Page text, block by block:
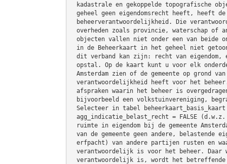
kadastrale en gekoppelde topografische
geheel geen eigendomsrecht heeft, heeft de
beheerverantwoordelijkheid. Die
overheden zoals provincie, waterschap of
objecten vallen niet onder een van beide
in de Beheerkaart in het geheel niet
dit verband kan zijn: recht van
opstal. Op de kaart kunt u voor elk
Amsterdam zien of de gemeente op grond
verantwoordelijkheid heeft voor het
afspraken waarin het beheer is
bijvoorbeeld een volkstuinvereniging,
Selecteer in tabel
agg_indicatie_belast_recht = FALSE
ruimte in eigendom bij de gemeente
van de gemeente geen andere, belastende
erfpacht) van andere partijen rusten en
verantwoordelijk is voor het beheer. Daar
verantwoordelijk is, wordt het